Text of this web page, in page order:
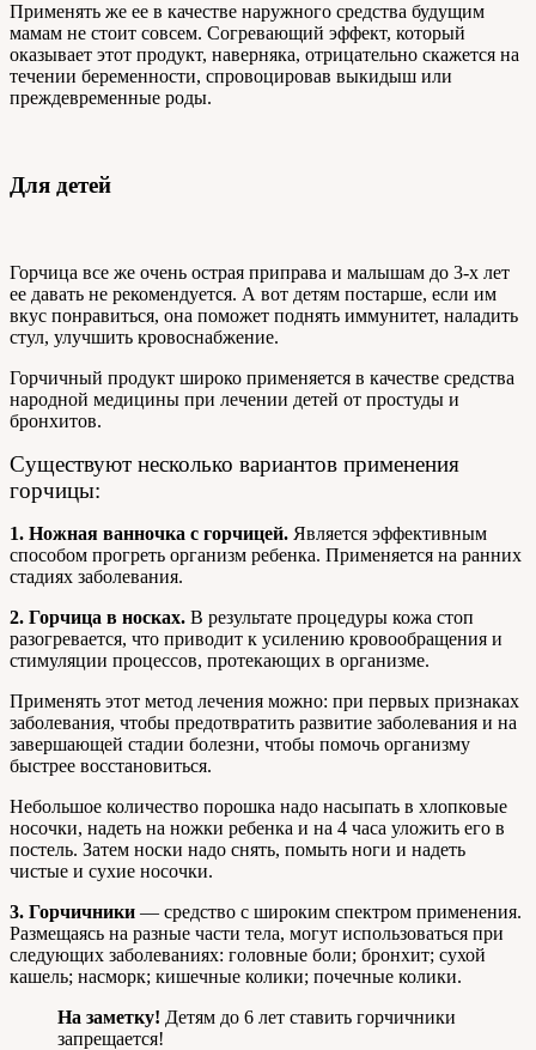
Применять же ее в качестве наружного средства будущим
мамам не стоит совсем. Согревающий эффект, который
оказывает этот продукт, наверняка, отрицательно скажется на
течении беременности, спровоцировав выкидыш или
преждевременные роды.
Для детей
Горчица все же очень острая приправа и малышам до 3-х лет
ее давать не рекомендуется. А вот детям постарше, если им
вкус понравиться, она поможет поднять иммунитет, наладить
стул, улучшить кровоснабжение.
Горчичный продукт широко применяется в качестве средства
народной медицины при лечении детей от простуды и
бронхитов.
Существуют несколько вариантов применения
горчицы:
1. Ножная ванночка с горчицей. Является эффективным
способом прогреть организм ребенка. Применяется на ранних
стадиях заболевания.
2. Горчица в носках. В результате процедуры кожа стоп
разогревается, что приводит к усилению кровообращения и
стимуляции процессов, протекающих в организме.
Применять этот метод лечения можно: при первых признаках
заболевания, чтобы предотвратить развитие заболевания и на
завершающей стадии болезни, чтобы помочь организму
быстрее восстановиться.
Небольшое количество порошка надо насыпать в хлопковые
носочки, надеть на ножки ребенка и на 4 часа уложить его в
постель. Затем носки надо снять, помыть ноги и надеть
чистые и сухие носочки.
3. Горчичники — средство с широким спектром применения.
Размещаясь на разные части тела, могут использоваться при
следующих заболеваниях: головные боли; бронхит; сухой
кашель; насморк; кишечные колики; почечные колики.
На заметку! Детям до 6 лет ставить горчичники
запрещается!